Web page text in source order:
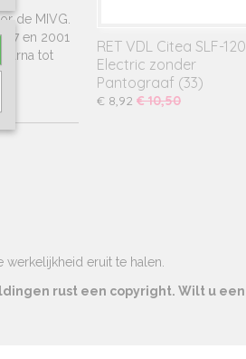
de MIVG.
en 2001
tot
RET VDL Citea SLF-120
Electric zonder
Pantograaf (33)
€ 8,92 € 10,50
eruit te halen.
rust een copyright. Wilt u een